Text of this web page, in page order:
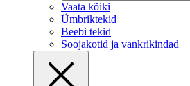
Vaata kõiki
Ümbriktekid
Beebi tekid
Soojakotid ja vankrikindad